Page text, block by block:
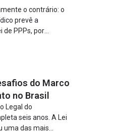
o contrário: o
prevê a
de PPPs, por
e gerir o
é facultativa e
de projeto a
do Marco
no Brasil
Legal do
seis anos. A Lei
uma das mais